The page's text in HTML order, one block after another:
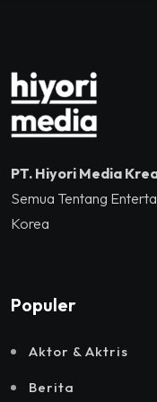
PT. Hiyori Media
Semua Tentang
Korea
Populer
Aktor & Aktris
Berita